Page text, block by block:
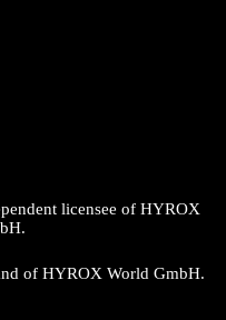
licensee of HYROX
of HYROX World GmbH.